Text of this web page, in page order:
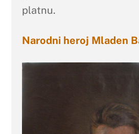
platnu.
Narodni heroj Mladen